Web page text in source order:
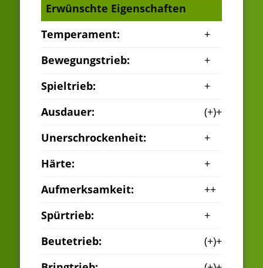
Erwünschte Eigenschaften
Temperament:
+
Bewegungstrieb:
+
Spieltrieb:
+
Ausdauer:
(+)+
Unerschrockenheit:
+
Härte:
+
Aufmerksamkeit:
++
Spürtrieb:
+
Beutetrieb:
(+)+